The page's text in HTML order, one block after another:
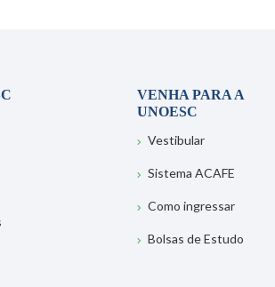
VENHA PARA A
UNOESC
Vestibular
Sistema ACAFE
Como ingressar
Bolsas de Estudo